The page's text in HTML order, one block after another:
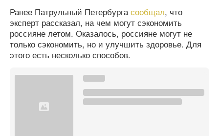
Ранее Патрульный Петербургасообщал, что
эксперт рассказал, на чем могут сэкономить
россияне летом. Оказалось, россияне могут не
только сэкономить, но и улучшить здоровье. Для
этого есть несколько способов.